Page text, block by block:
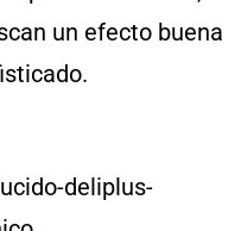
un efecto buena